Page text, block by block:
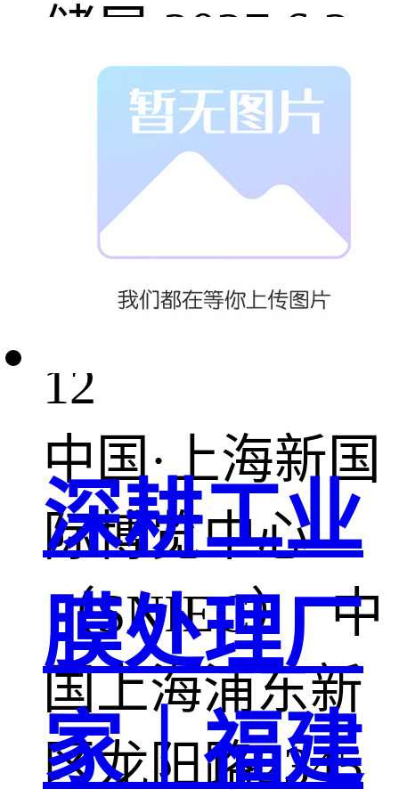
储展 2027.6.2-
SNEC2025储
展 2025.10.10-
12
中国·上海新国
际博览中心
（SNIEC） 中
国上海浦东新
区龙阳路2345
深耕工业
膜处理厂
家｜福建